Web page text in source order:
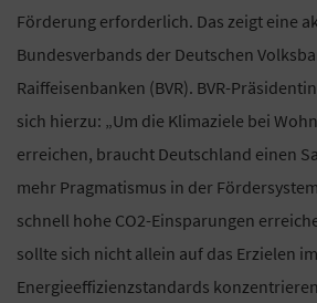
Förderung erforderlich. Das zeigt eine
Bundesverbands der Deutschen
Raiffeisenbanken (BVR). BVR-
sich hierzu: „Um die Klimaziele bei
erreichen, braucht Deutschland einen
mehr Pragmatismus in der
schnell hohe CO2-Einsparungen
sollte sich nicht allein auf das Erzielen
Energieeffizienzstandards